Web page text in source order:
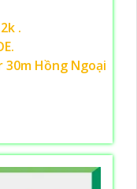
.
30m Hồng Ngoại